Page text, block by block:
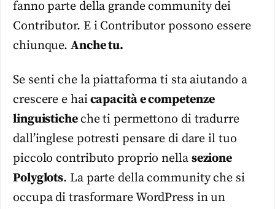
fanno parte della grande community dei
Contributor. E i Contributor possono essere
chiunque.Anche tu.
Se senti che la piattaforma ti sta aiutando a
crescere e haicapacità e competenze
linguisticheche ti permettono di tradurre
dall’inglese potresti pensare di dare il tuo
piccolo contributo proprio nella sezione
Polyglots. La parte della community che si
occupa di trasformare WordPress in un